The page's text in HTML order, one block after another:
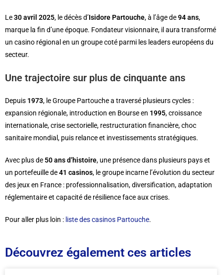
Le30 avril 2025, le décès d’Isidore Partouche, à l’âge de94 ans,
marque la fin d’une époque. Fondateur visionnaire, il aura transformé
un casino régional en un groupe coté parmi les leaders européens du
secteur.
Une trajectoire sur plus de cinquante ans
Depuis 1973, le Groupe Partouche a traversé plusieurs cycles :
expansion régionale, introduction en Bourse en 1995, croissance
internationale, crise sectorielle, restructuration financière, choc
sanitaire mondial, puis relance et investissements stratégiques.
Avec plus de 50 ans d’histoire, une présence dans plusieurs pays et
un portefeuille de41 casinos, le groupe incarne l’évolution du secteur
des jeux en France : professionnalisation, diversification, adaptation
réglementaire et capacité de résilience face aux crises.
Pour aller plus loin : liste des casinos Partouche.
Découvrez également ces articles